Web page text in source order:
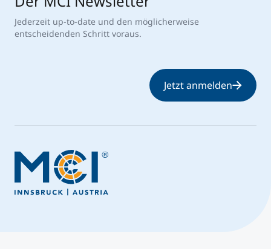
Jederzeit up-to-date und den möglicherweise
entscheidenden Schritt voraus.
Jetzt anmelden